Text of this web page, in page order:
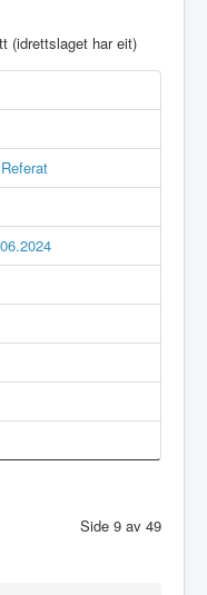
(idrettslaget har eit)
Side 9 av 49